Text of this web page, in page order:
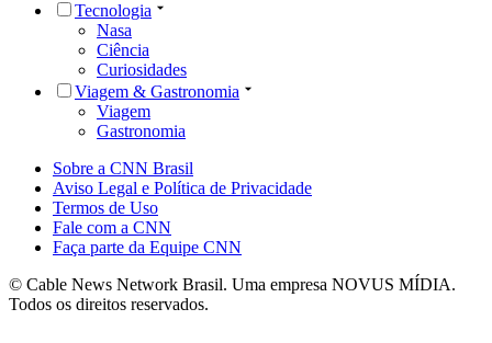
Tecnologia
Nasa
Ciência
Curiosidades
Viagem & Gastronomia
Viagem
Gastronomia
Sobre a CNN Brasil
Aviso Legal e Política de Privacidade
Termos de Uso
Fale com a CNN
Faça parte da Equipe CNN
© Cable News Network Brasil. Uma empresa NOVUS MÍDIA.
Todos os direitos reservados.